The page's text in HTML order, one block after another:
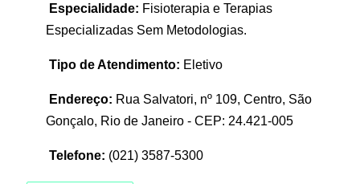
Especialidade: Fisioterapia e Terapias
Especializadas Sem Metodologias.
Tipo de Atendimento: Eletivo
Endereço: Rua Salvatori, nº 109, Centro, São
Gonçalo, Rio de Janeiro - CEP: 24.421-005
Telefone: (021) 3587-5300